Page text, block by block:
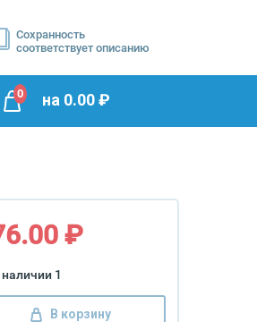
Сохранность
соответствует описанию
0 на 0.00₽
₽
1
В корзину